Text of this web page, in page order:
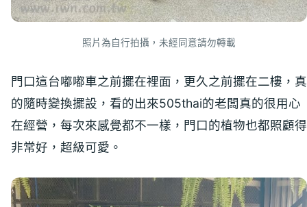
照片為自行拍攝，未經同意請勿轉載
門口這台嘟嘟車之前擺在裡面，更久之前擺在二樓，真
的隨時變換擺設，看的出來505thai的老闆真的很用心
在經營，每次來感覺都不一樣，門口的植物也都照顧得
非常好，超級可愛。